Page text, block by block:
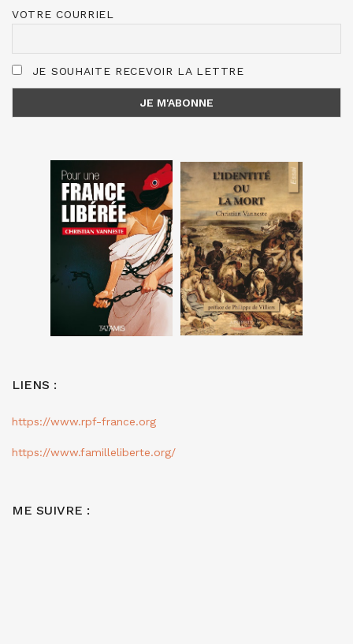
VOTRE COURRIEL
JE SOUHAITE RECEVOIR LA LETTRE
LIENS :
https://www.rpf-france.org
https://www.familleliberte.org/
ME SUIVRE :